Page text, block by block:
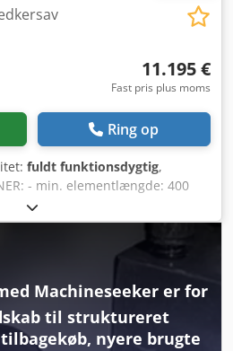
11.195 €
Fast pris plus moms
Ring op
fuldt funktionsdygtig,
- min. elementlængde: 400
mm - maks. elementbredde: 200
200 mm - rullers motoreffekt:
1,1 kW - fremføring
rullers hastighed: 19 - 118 m/min
min - 8 styrebånd - 17
80 mm - rullehøjde fra
tryk - dimensioner (l/b/h): 565
Alfoha - vægt: ~ 1500 kg
Machineseeker er for
til struktureret
nyere brugte